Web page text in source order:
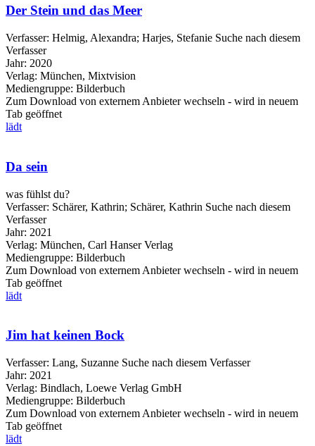
Der Stein und das Meer
Verfasser: Helmig, Alexandra; Harjes, Stefanie Suche nach diesem
Verfasser
Jahr: 2020
Verlag: München, Mixtvision
Mediengruppe: Bilderbuch
Zum Download von externem Anbieter wechseln - wird in neuem
Tab geöffnet
lädt
Da sein
was fühlst du?
Verfasser: Schärer, Kathrin; Schärer, Kathrin Suche nach diesem
Verfasser
Jahr: 2021
Verlag: München, Carl Hanser Verlag
Mediengruppe: Bilderbuch
Zum Download von externem Anbieter wechseln - wird in neuem
Tab geöffnet
lädt
Jim hat keinen Bock
Verfasser: Lang, Suzanne Suche nach diesem Verfasser
Jahr: 2021
Verlag: Bindlach, Loewe Verlag GmbH
Mediengruppe: Bilderbuch
Zum Download von externem Anbieter wechseln - wird in neuem
Tab geöffnet
lädt